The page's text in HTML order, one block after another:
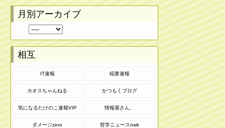
月別アーカイブ
相互
IT速報 稲妻速報
カオスちゃんねる かつもくブログ
気になるたけのこ速報VIP 情報屋さん。
ダメージzero 哲学ニュースnwk